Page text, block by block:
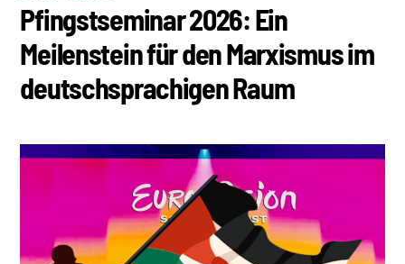
Pfingstseminar 2026: Ein
Meilenstein für den Marxismus im
deutschsprachigen Raum